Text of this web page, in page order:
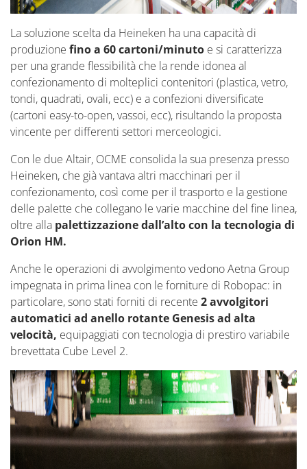
La soluzione scelta da Heineken ha una capacità di
produzione fino a 60 cartoni/minuto e si caratterizza
per una grande flessibilità che la rende idonea al
confezionamento di molteplici contenitori (plastica, vetro,
tondi, quadrati, ovali, ecc) e a confezioni diversificate
(cartoni easy-to-open, vassoi, ecc), risultando la proposta
vincente per differenti settori merceologici.
Con le due Altair, OCME consolida la sua presenza presso
Heineken, che già vantava altri macchinari per il
confezionamento, così come per il trasporto e la gestione
delle palette che collegano le varie macchine del fine linea,
oltre alla palettizzazione dall’alto con la tecnologia di
Orion HM.
Anche le operazioni di avvolgimento vedono Aetna Group
impegnata in prima linea con le forniture di Robopac: in
particolare, sono stati forniti di recente 2 avvolgitori
automatici ad anello rotante Genesis ad alta
velocità, equipaggiati con tecnologia di prestiro variabile
brevettata Cube Level 2.